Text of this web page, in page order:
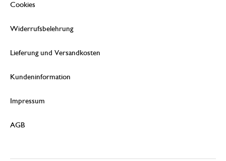
Cookies
Widerrufsbelehrung
Lieferung und Versandkosten
Kundeninformation
Impressum
AGB